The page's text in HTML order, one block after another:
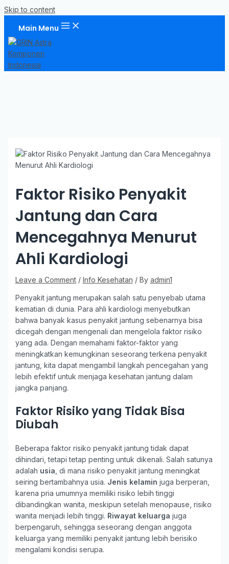
Skip to content
Main Menu
Faktor Risiko Penyakit
Jantung dan Cara
Mencegahnya Menurut
Ahli Kardiologi
Leave a Comment / Info Kesehatan / By admin1
Penyakit jantung merupakan salah satu penyebab utama
kematian di dunia. Para ahli kardiologi menyebutkan
bahwa banyak kasus penyakit jantung sebenarnya bisa
dicegah dengan mengenali dan mengelola faktor risiko
yang ada. Dengan memahami faktor-faktor yang
meningkatkan kemungkinan seseorang terkena penyakit
jantung, kita dapat mengambil langkah pencegahan yang
lebih efektif untuk menjaga kesehatan jantung dalam
jangka panjang.
Faktor Risiko yang Tidak Bisa
Diubah
Beberapa faktor risiko penyakit jantung tidak dapat
dihindari, tetapi tetap penting untuk dikenali. Salah satunya
adalah usia , di mana risiko penyakit jantung meningkat
seiring bertambahnya usia. Jenis kelamin juga berperan,
karena pria umumnya memiliki risiko lebih tinggi
dibandingkan wanita, meskipun setelah menopause, risiko
wanita menjadi lebih tinggi. Riwayat keluarga juga
berpengaruh, sehingga seseorang dengan anggota
keluarga yang memiliki penyakit jantung lebih berisiko
mengalami kondisi serupa.